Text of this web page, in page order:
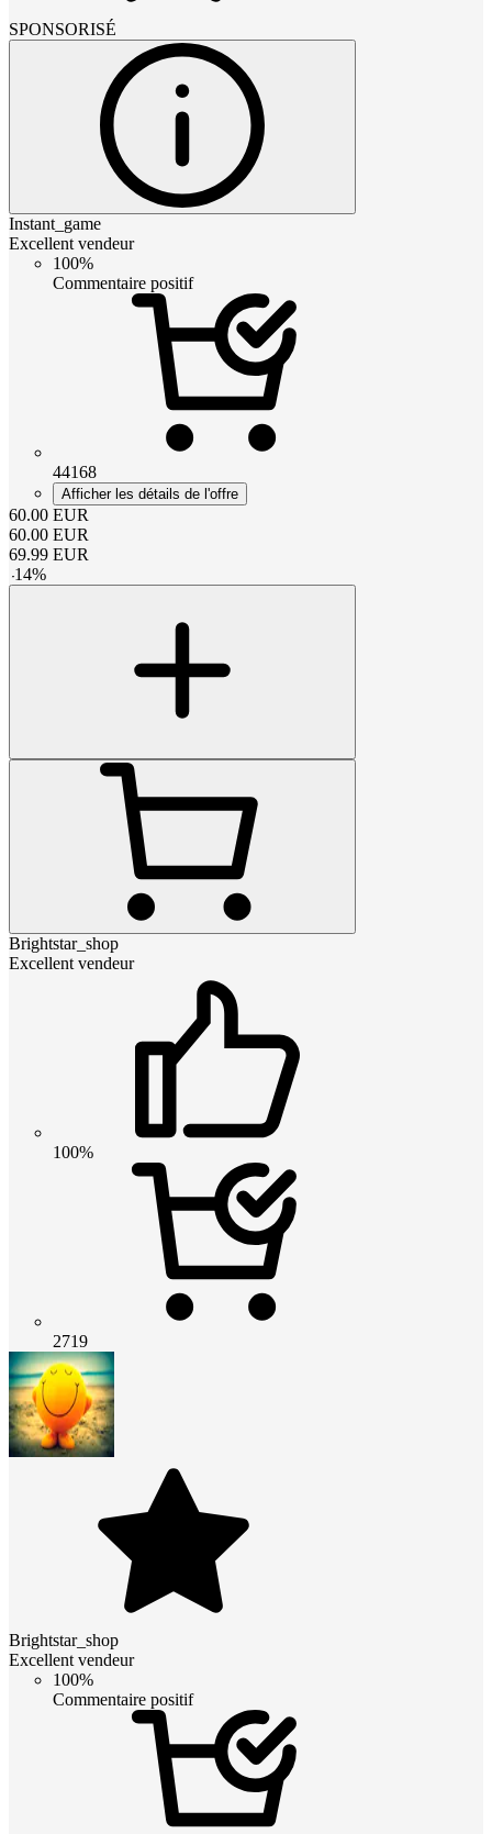
SPONSORISÉ
Instant_game
Excellent vendeur
100%
Commentaire positif
44168
Afficher les détails de l'offre
60.00 EUR
60.00 EUR
69.99 EUR
-14%
Brightstar_shop
Excellent vendeur
100%
2719
Brightstar_shop
Excellent vendeur
100%
Commentaire positif